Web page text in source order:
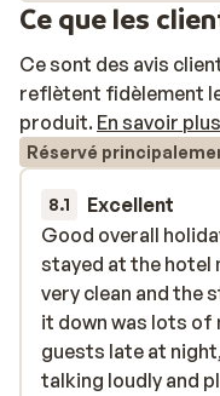
Ce que les
Ce sont des avis
reflètent fidèlement
produit. En savoir
Réservé
8.1 Excellent
Good overall
stayed at the hotel
very clean and the
it down was lots
guests late at
talking loudly and
Good overall
stayed at the hotel
very clean and the
it down was lots
guests late at
talking loudly and